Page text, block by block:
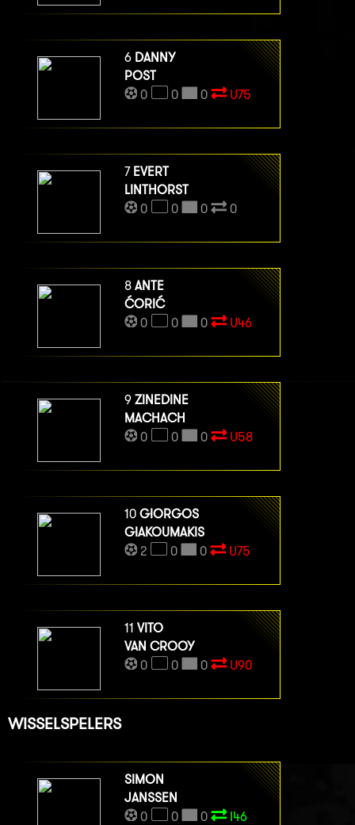
6 DANNY
POST
0
0 0 U75
7 EVERT
LINTHORST
0
0 0 0
8 ANTE
ĆORIĆ
0
0 0 U46
9 ZINEDINE
MACHACH
0
0 0 U58
10 GIORGOS
GIAKOUMAKIS
2
0 0 U75
11 VITO
VAN CROOY
0
0 0 U90
WISSELSPELERS
SIMON
JANSSEN
0
0 0 I46